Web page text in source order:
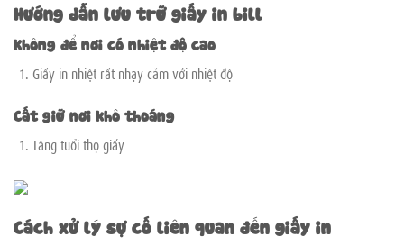
Hướng dẫn lưu trữ giấy in bill
Không để nơi có nhiệt độ cao
Giấy in nhiệt rất nhạy cảm với nhiệt độ
Cất giữ nơi khô thoáng
Tăng tuổi thọ giấy
Cách xử lý sự cố liên quan đến giấy in